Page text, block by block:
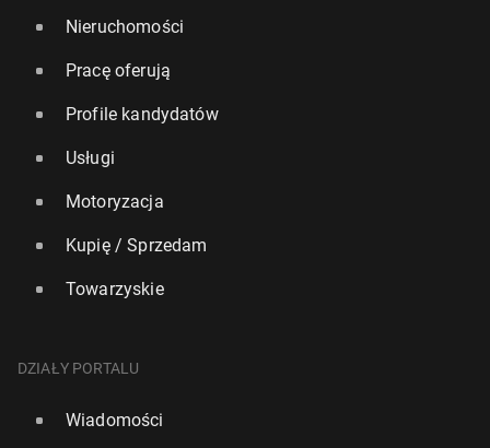
Nieruchomości
Pracę oferują
Profile kandydatów
Usługi
Motoryzacja
Kupię / Sprzedam
Towarzyskie
DZIAŁY PORTALU
Wiadomości